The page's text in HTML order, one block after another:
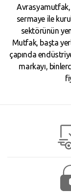
sermaye ile
sektörünün
Mutfak, başta
çapında
markayı,